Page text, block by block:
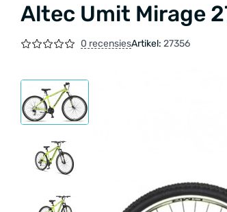
Altec Umit Mirage
0 recensiesArtikel: 27356